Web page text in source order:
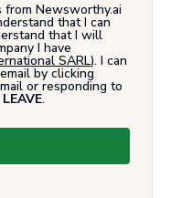
Newsworthy.ai
that I can
that I will
I have
SARL). I can
by clicking
or responding to
LEAVE.